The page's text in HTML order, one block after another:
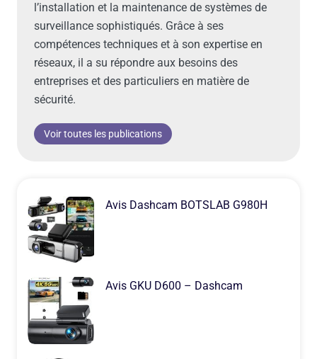
l’installation et la maintenance de systèmes de
surveillance sophistiqués. Grâce à ses
compétences techniques et à son expertise en
réseaux, il a su répondre aux besoins des
entreprises et des particuliers en matière de
sécurité.
Voir toutes les publications
Avis Dashcam BOTSLAB G980H
Avis GKU D600 – Dashcam